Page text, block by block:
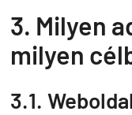
3. Milyen
milyen
3.1.